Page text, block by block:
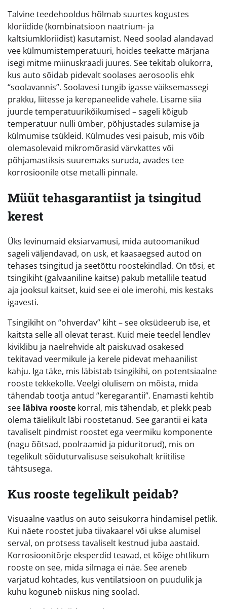
Talvine teedehooldus hõlmab suurtes kogustes
kloriidide (kombinatsioon naatrium- ja
kaltsiumkloriidist) kasutamist. Need soolad alandavad
vee külmumistemperatuuri, hoides teekatte märjana
isegi mitme miinuskraadi juures. See tekitab olukorra,
kus auto sõidab pidevalt soolases aerosoolis ehk
“soolavannis”. Soolavesi tungib igasse väiksemassegi
prakku, liitesse ja kerepaneelide vahele. Lisame siia
juurde temperatuurikõikumised – sageli kõigub
temperatuur nulli ümber, põhjustades sulamise ja
külmumise tsükleid. Külmudes vesi paisub, mis võib
olemasolevaid mikromõrasid värvkattes või
põhjamastiksis suuremaks suruda, avades tee
korrosioonile otse metalli pinnale.
Müüt tehasgarantiist ja tsingitud
kerest
Üks levinumaid eksiarvamusi, mida autoomanikud
sageli väljendavad, on usk, et kaasaegsed autod on
tehases tsingitud ja seetõttu roostekindlad. On tõsi, et
tsingikiht (galvaaniline kaitse) pakub metallile teatud
aja jooksul kaitset, kuid see ei ole imerohi, mis kestaks
igavesti.
Tsingikiht on “ohverdav” kiht – see oksüdeerub ise, et
kaitsta selle all olevat terast. Kuid meie teedel lendlev
kiviklibu ja naelrehvide alt paiskuvad osakesed
tekitavad veermikule ja kerele pidevat mehaanilist
kahju. Iga täke, mis läbistab tsingikihi, on potentsiaalne
rooste tekkekolle. Veelgi olulisem on mõista, mida
tähendab tootja antud “keregarantii”. Enamasti kehtib
see läbiva rooste korral, mis tähendab, et plekk peab
olema täielikult läbi roostetanud. See garantii ei kata
tavaliselt pindmist roostet ega veermiku komponente
(nagu õõtsad, poolraamid ja piduritorud), mis on
tegelikult sõiduturvalisuse seisukohalt kriitilise
tähtsusega.
Kus rooste tegelikult peidab?
Visuaalne vaatlus on auto seisukorra hindamisel petlik.
Kui näete roostet juba tiivakaarel või ukse alumisel
serval, on protsess tavaliselt kestnud juba aastaid.
Korrosioonitõrje eksperdid teavad, et kõige ohtlikum
rooste on see, mida silmaga ei näe. See areneb
varjatud kohtades, kus ventilatsioon on puudulik ja
kuhu koguneb niiskus ning soolad.